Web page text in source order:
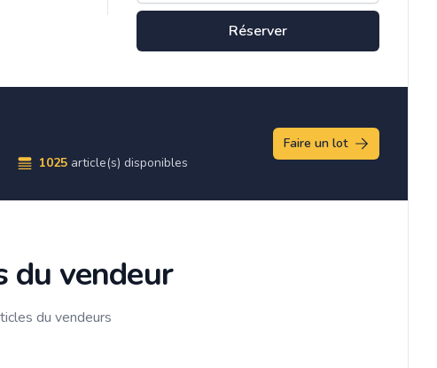
Réserver
1025 article(s) disponibles
Faire un lot
du vendeur
du vendeurs